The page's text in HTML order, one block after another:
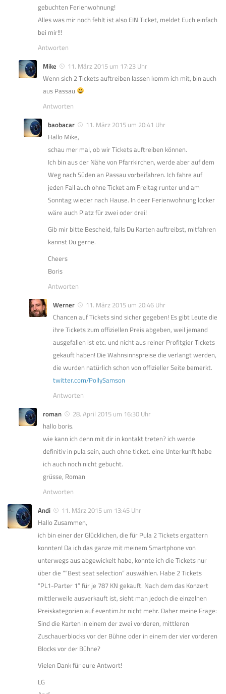
gebuchten Ferienwohnung!
Alles was mir noch fehlt ist also EIN Ticket, meldet Euch einfach
bei mir!!!
Antworten
Mike
11. März 2015 um 17:23 Uhr
Wenn sich 2 Tickets auftreiben lassen komm ich mit, bin auch
aus Passau
Antworten
baobacar
11. März 2015 um 20:41 Uhr
Hallo Mike,
schau mer mal, ob wir Tickets auftreiben können.
Ich bin aus der Nähe von Pfarrkirchen, werde aber auf dem
Weg nach Süden an Passau vorbeifahren. Ich fahre auf
jeden Fall auch ohne Ticket am Freitag runter und am
Sonntag wieder nach Hause. In deer Ferienwohnung locker
wäre auch Platz für zwei oder drei!
Gib mir bitte Bescheid, falls Du Karten auftreibst, mitfahren
kannst Du gerne.
Cheers
Boris
Antworten
Werner
11. März 2015 um 20:46 Uhr
Chancen auf Tickets sind sicher gegeben! Es gibt Leute die
ihre Tickets zum offiziellen Preis abgeben, weil jemand
ausgefallen ist etc. und nicht aus reiner Profitgier Tickets
gekauft haben! Die Wahnsinnspreise die verlangt werden,
die wurden natürlich schon von offizieller Seite bemerkt.
twitter.com/PollySamson
Antworten
roman
28. April 2015 um 16:30 Uhr
hallo boris.
wie kann ich denn mit dir in kontakt treten? ich werde
definitiv in pula sein, auch ohne ticket. eine Unterkunft habe
ich auch noch nicht gebucht.
grüsse, Roman
Antworten
Andi
11. März 2015 um 13:45 Uhr
Hallo Zusammen,
ich bin einer der Glücklichen, die für Pula 2 Tickets ergattern
konnten! Da ich das ganze mit meinem Smartphone von
unterwegs aus abgewickelt habe, konnte ich die Tickets nur
über die “”Best seat selection” auswählen. Habe 2 Tickets
“PL1-Parter 1” für je 787 KN gekauft. Nach dem das Konzert
mittlerweile ausverkauft ist, sieht man jedoch die einzelnen
Preiskategorien auf eventim.hr nicht mehr. Daher meine Frage:
Sind die Karten in einem der zwei vorderen, mittleren
Zuschauerblocks vor der Bühne oder in einem der vier vorderen
Blocks vor der Bühne?
Vielen Dank für eure Antwort!
LG